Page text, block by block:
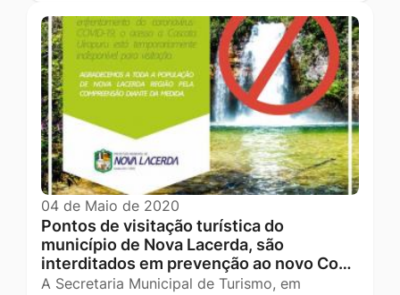
04 de Maio de 2020
Pontos de visitação turística do
município de Nova Lacerda, são
interditados em prevenção ao novo Co…
A Secretaria Municipal de Turismo, em